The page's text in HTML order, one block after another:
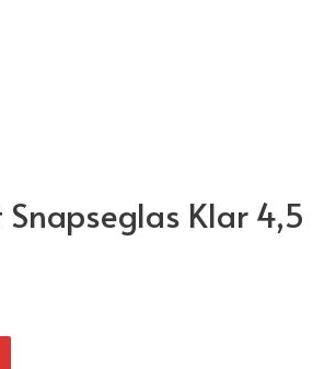
Klar 4,5